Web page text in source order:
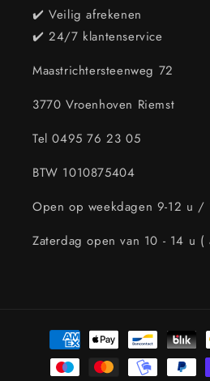
✔️ Veilig afrekenen
✔️ 24/7 klantenservice
Maastrichtersteenweg 72
3770 Vroenhoven Riemst
Tel 0495 76 23 05
BTW 1010875404
Open op weekdagen 9-12 u /
Zaterdag open van 10 - 14 u (
Betaalmethoden